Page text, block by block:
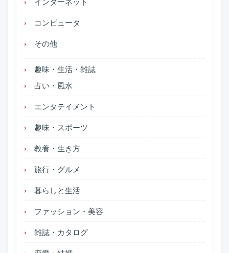
コンピュータ
その他
趣味・生活・雑誌
占い・風水
エンタテイメント
趣味・スポーツ
教養・生き方
旅行・グルメ
暮らしと生活
ファッション・美容
雑誌・カタログ